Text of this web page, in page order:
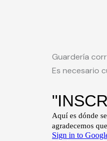
Guardería
Es necesario